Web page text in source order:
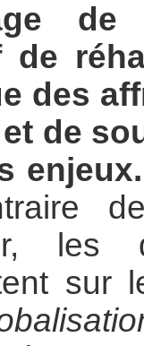
de
des
de
enjeux.
les
sur